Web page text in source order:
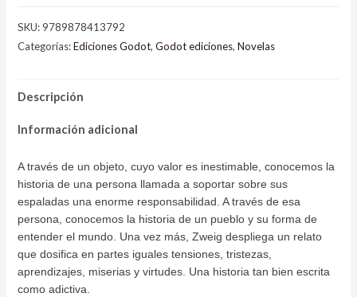
SKU:9789878413792
Categorías:Ediciones Godot,Godot ediciones,Novelas
Descripción
Información adicional
A través de un objeto, cuyo valor es inestimable, conocemos la
historia de una persona llamada a soportar sobre sus
espaladas una enorme responsabilidad. A través de esa
persona, conocemos la historia de un pueblo y su forma de
entender el mundo. Una vez más, Zweig despliega un relato
que dosifica en partes iguales tensiones, tristezas,
aprendizajes, miserias y virtudes. Una historia tan bien escrita
como adictiva.